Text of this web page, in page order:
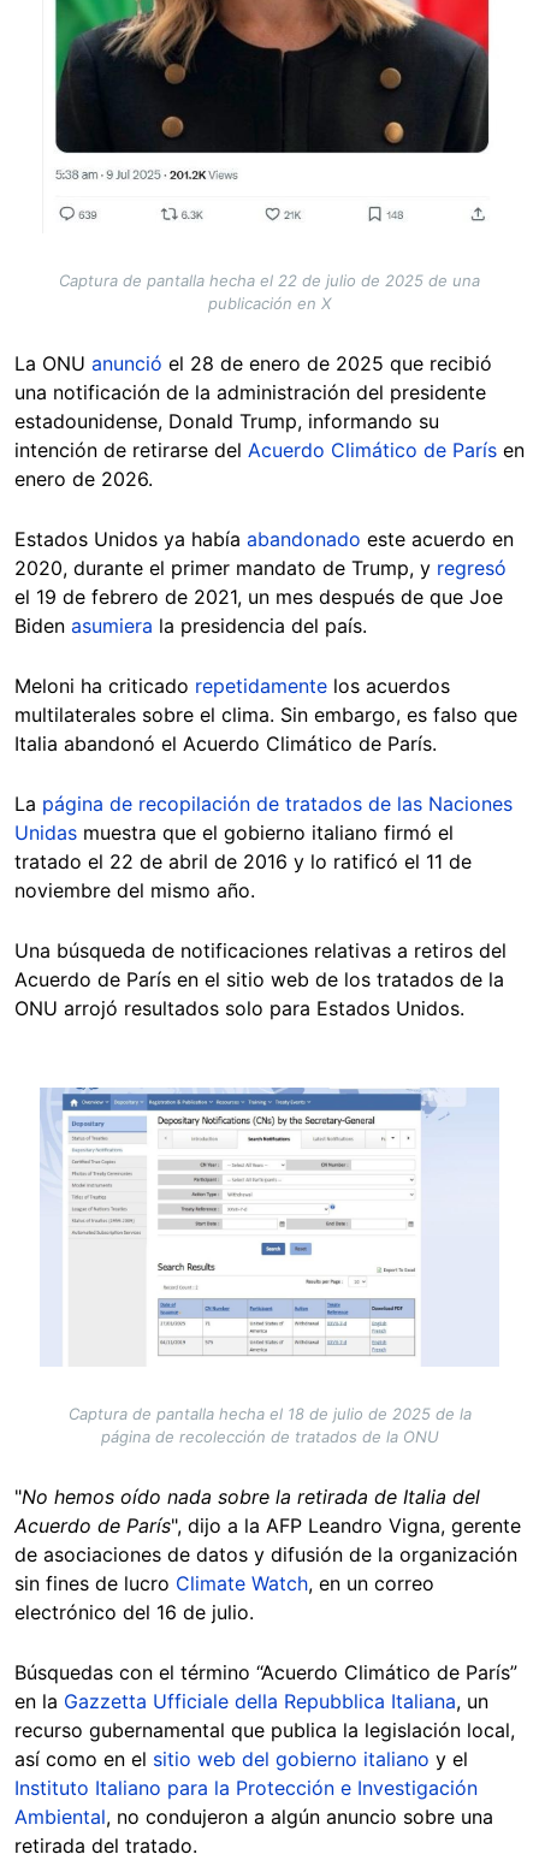
Captura de pantalla hecha el 22 de julio de 2025 de una
publicación en X
La ONU anunció el 28 de enero de 2025 que recibió
una notificación de la administración del presidente
estadounidense, Donald Trump, informando su
intención de retirarse del Acuerdo Climático de París en
enero de 2026.
Estados Unidos ya había abandonado este acuerdo en
2020, durante el primer mandato de Trump, y regresó
el 19 de febrero de 2021, un mes después de que Joe
Biden asumiera la presidencia del país.
Meloni ha criticado repetidamente los acuerdos
multilaterales sobre el clima. Sin embargo, es falso que
Italia abandonó el Acuerdo Climático de París.
La página de recopilación de tratados de las Naciones
Unidas muestra que el gobierno italiano firmó el
tratado el 22 de abril de 2016 y lo ratificó el 11 de
noviembre del mismo año.
Una búsqueda de notificaciones relativas a retiros del
Acuerdo de París en el sitio web de los tratados de la
ONU arrojó resultados solo para Estados Unidos.
Image
Captura de pantalla hecha el 18 de julio de 2025 de la
página de recolección de tratados de la ONU
"No hemos oído nada sobre la retirada de Italia del
Acuerdo de París", dijo a la AFP Leandro Vigna, gerente
de asociaciones de datos y difusión de la organización
sin fines de lucro Climate Watch, en un correo
electrónico del 16 de julio.
Búsquedas con el término “Acuerdo Climático de París”
en la Gazzetta Ufficiale della Repubblica Italiana, un
recurso gubernamental que publica la legislación local,
así como en el sitio web del gobierno italiano y el
Instituto Italiano para la Protección e Investigación
Ambiental, no condujeron a algún anuncio sobre una
retirada del tratado.